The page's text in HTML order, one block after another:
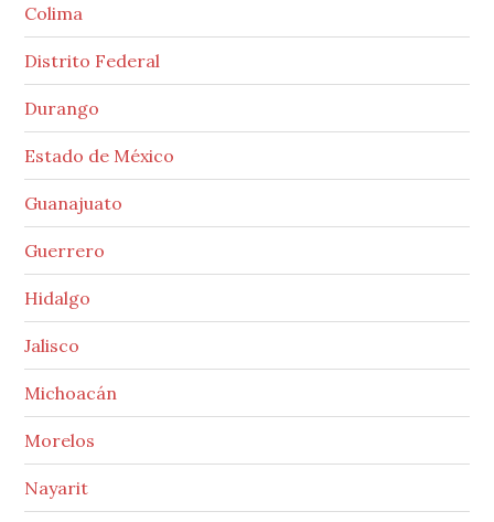
Colima
Distrito Federal
Durango
Estado de México
Guanajuato
Guerrero
Hidalgo
Jalisco
Michoacán
Morelos
Nayarit